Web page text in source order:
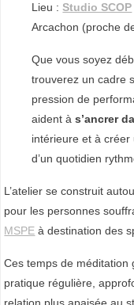
E
S
-
S
O
T
,
E
N
T
Lieu :Studio SCOP
Arcachon (proche
Que vous soyez
trouverez un cadre
pression de
aident às’ancrer
intérieure et à
d’un quotidien
L’atelier se construit
pour les personnes
MSPE à destination des
Ces temps de méditation
pratique régulière,